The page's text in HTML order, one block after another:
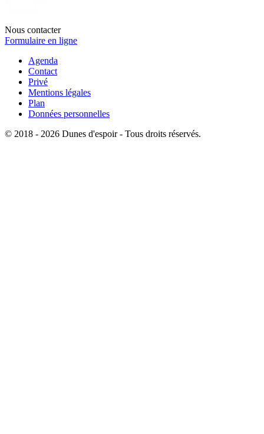
Nous contacter
Formulaire en ligne
Agenda
Contact
Privé
Mentions légales
Plan
Données personnelles
© 2018 - 2026 Dunes d'espoir - Tous droits réservés.